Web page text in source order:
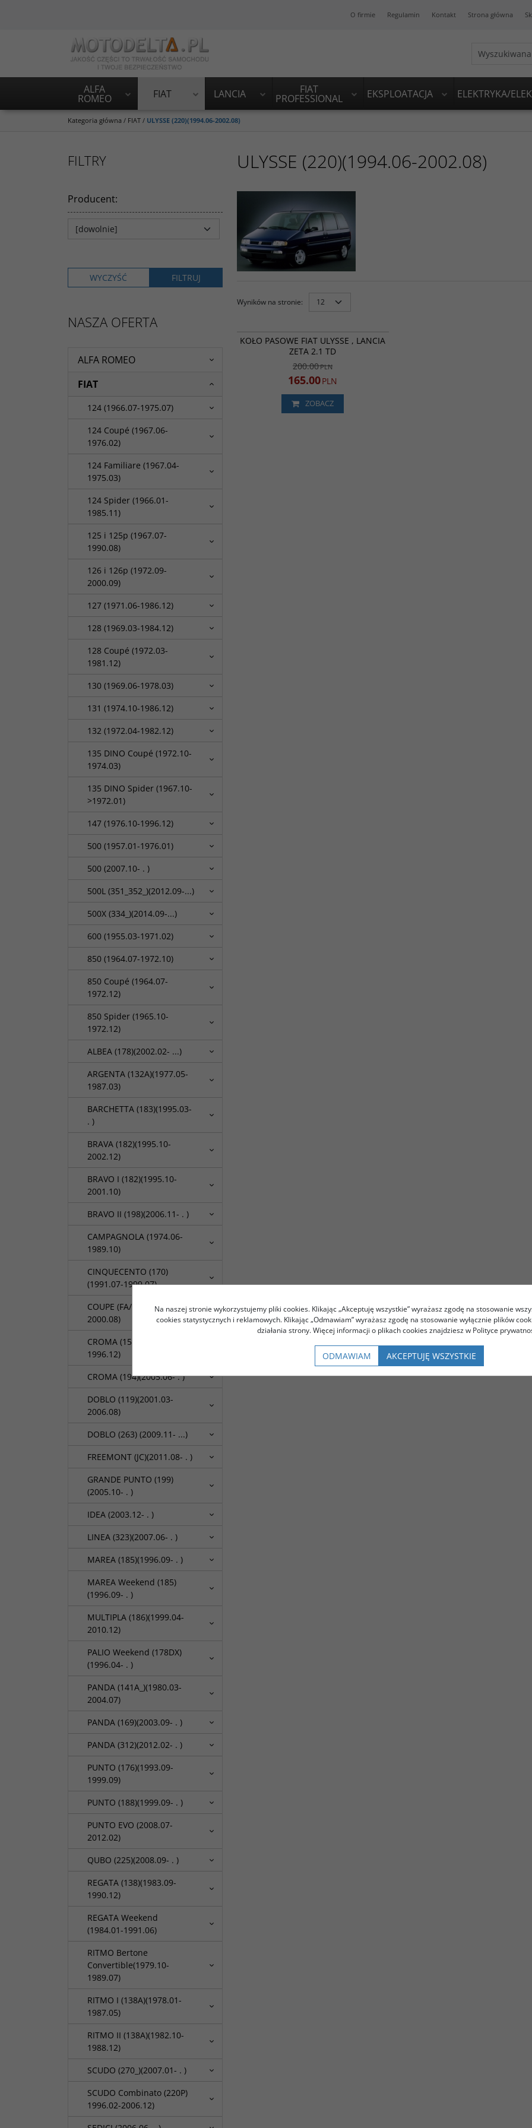
O firmie Regulamin Kontakt Strona główna
ALFA
ROMEO FIAT LANCIA FIAT
PROFESSIONAL EKSPLOATACJA ELEKTRYKA/
Kategoria główna / FIAT / ULYSSE (220)(1994.06-2002.08)
ULYSSE (220)(1994.06-2002.08)
Wyników na stronie:
PROMOCJA
KOŁO PASOWE FIAT ULYSSE , LANCIA
ZETA 2.1 TD
200.00PLN
165.00PLN
ZOBACZ
FILTRY
Producent:
NASZA OFERTA
ALFA ROMEO
FIAT
124 (1966.07-1975.07)
124 Coupé (1967.06-
1976.02)
124 Familiare (1967.04-
1975.03)
124 Spider (1966.01-
1985.11)
125 i 125p (1967.07-
1990.08)
126 i 126p (1972.09-
2000.09)
127 (1971.06-1986.12)
128 (1969.03-1984.12)
128 Coupé (1972.03-
1981.12)
130 (1969.06-1978.03)
131 (1974.10-1986.12)
132 (1972.04-1982.12)
135 DINO Coupé (1972.10-
1974.03)
135 DINO Spider (1967.10-
>1972.01)
147 (1976.10-1996.12)
500 (1957.01-1976.01)
500 (2007.10- . )
500L (351_352_)(2012.09-...)
500X (334_)(2014.09-...)
600 (1955.03-1971.02)
850 (1964.07-1972.10)
850 Coupé (1964.07-
1972.12)
850 Spider (1965.10-
1972.12)
ALBEA (178)(2002.02- ...)
ARGENTA (132A)(1977.05-
1987.03)
BARCHETTA (183)(1995.03-
. )
BRAVA (182)(1995.10-
2002.12)
BRAVO I (182)(1995.10-
2001.10)
BRAVO II (198)(2006.11- . )
CAMPAGNOLA (1974.06-
1989.10)
CINQUECENTO (170)
(1991.07-1999.07)
COUPE (FA/175)(1993.11-
2000.08)
CROMA (154)(1985.12-
1996.12)
CROMA (194)(2005.06- . )
DOBLO (119)(2001.03-
2006.08)
DOBLO (263) (2009.11- ...)
FREEMONT (JC)(2011.08- . )
GRANDE PUNTO (199)
(2005.10- . )
IDEA (2003.12- . )
LINEA (323)(2007.06- . )
MAREA (185)(1996.09- . )
MAREA Weekend (185)
(1996.09- . )
MULTIPLA (186)(1999.04-
2010.12)
PALIO Weekend (178DX)
(1996.04- . )
PANDA (141A_)(1980.03-
2004.07)
PANDA (169)(2003.09- . )
PANDA (312)(2012.02- . )
PUNTO (176)(1993.09-
1999.09)
PUNTO (188)(1999.09- . )
PUNTO EVO (2008.07-
2012.02)
QUBO (225)(2008.09- . )
REGATA (138)(1983.09-
1990.12)
REGATA Weekend
(1984.01-1991.06)
RITMO Bertone
Convertible(1979.10-
1989.07)
RITMO I (138A)(1978.01-
1987.05)
RITMO II (138A)(1982.10-
1988.12)
SCUDO (270_)(2007.01- . )
SCUDO Combinato (220P)
1996.02-2006.12)
Na naszej stronie wykorzystujemy pliki cookies. Klikając „Akceptuję wszystkie” wyrażasz zgodę na stosowanie
cookies statystycznych i reklamowych. Klikając „Odmawiam” wyrażasz zgodę na stosowanie wyłącznie plików
działania strony. Więcej informacji o plikach cookies znajdziesz w Polityce
ODMAWIAM AKCEPTUJĘ WSZYSTKIE